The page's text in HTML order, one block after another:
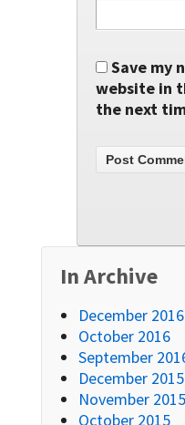
Save my
website in
the next
In Archive
December 2016
October 2016
September
December 2015
November 2015
October 2015